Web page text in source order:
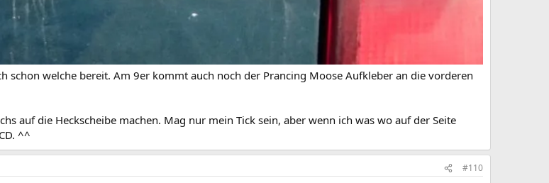
schon welche bereit. Am 9er kommt auch noch der Prancing Moose Aufkleber an die vorderen
auf die Heckscheibe machen. Mag nur mein Tick sein, aber wenn ich was wo auf der Seite
^^
#110